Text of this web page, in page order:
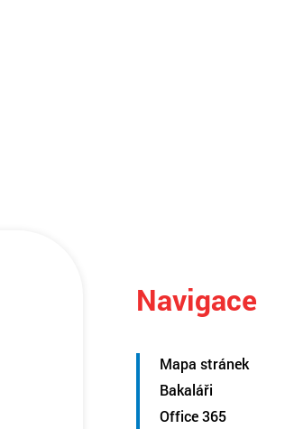
Navigace
Mapa stránek
Bakaláři
Office 365